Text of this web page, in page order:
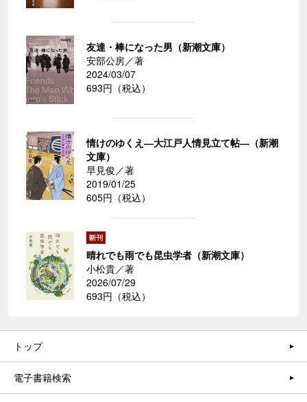
友達・棒になった男（新潮文庫）
安部公房／著
2024/03/07
693円（税込）
情けのゆくえ―大江戸人情見立て帖―（新潮
文庫）
早見俊／著
2019/01/25
605円（税込）
晴れでも雨でも昆虫学者（新潮文庫）
小松貴／著
2026/07/29
693円（税込）
トップ
電子書籍検索